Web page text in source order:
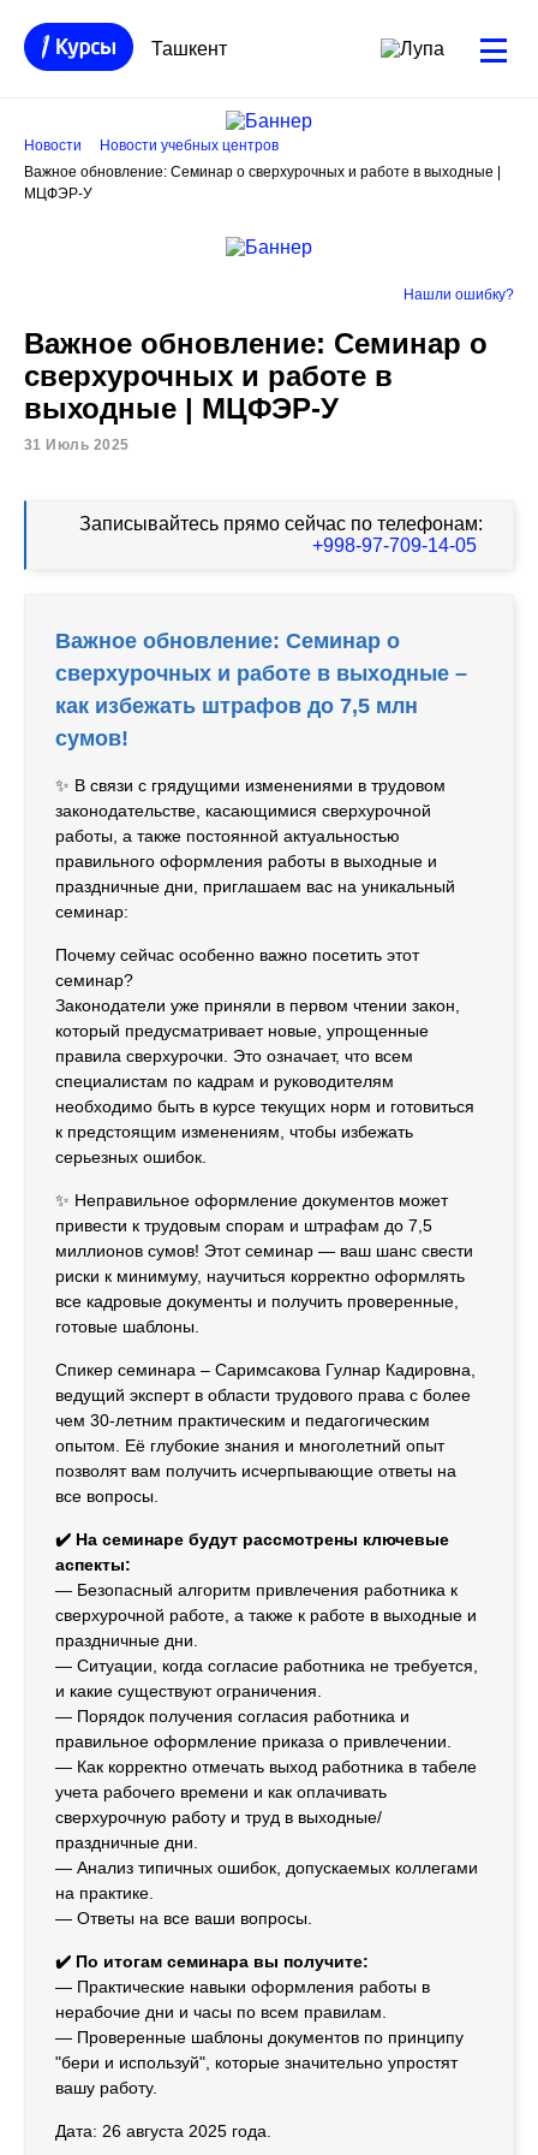
Ташкент
Новости
Новости учебных центров
Важное обновление: Семинар о сверхурочных и работе в выходные |
МЦФЭР-У
Нашли ошибку?
Важное обновление: Семинар о
сверхурочных и работе в
выходные | МЦФЭР-У
31 Июль 2025
Записывайтесь прямо сейчас по телефонам:
+998-97-709-14-05
Важное обновление: Семинар о
сверхурочных и работе в выходные –
как избежать штрафов до 7,5 млн
сумов!
✨ В связи с грядущими изменениями в трудовом
законодательстве, касающимися сверхурочной
работы, а также постоянной актуальностью
правильного оформления работы в выходные и
праздничные дни, приглашаем вас на уникальный
семинар:
Почему сейчас особенно важно посетить этот
семинар?
Законодатели уже приняли в первом чтении закон,
который предусматривает новые, упрощенные
правила сверхурочки. Это означает, что всем
специалистам по кадрам и руководителям
необходимо быть в курсе текущих норм и готовиться
к предстоящим изменениям, чтобы избежать
серьезных ошибок.
✨ Неправильное оформление документов может
привести к трудовым спорам и штрафам до 7,5
миллионов сумов! Этот семинар — ваш шанс свести
риски к минимуму, научиться корректно оформлять
все кадровые документы и получить проверенные,
готовые шаблоны.
Спикер семинара – Саримсакова Гулнар Кадировна,
ведущий эксперт в области трудового права с более
чем 30-летним практическим и педагогическим
опытом. Её глубокие знания и многолетний опыт
позволят вам получить исчерпывающие ответы на
все вопросы.
✔️ На семинаре будут рассмотрены ключевые
аспекты:
— Безопасный алгоритм привлечения работника к
сверхурочной работе, а также к работе в выходные и
праздничные дни.
— Ситуации, когда согласие работника не требуется,
и какие существуют ограничения.
— Порядок получения согласия работника и
правильное оформление приказа о привлечении.
— Как корректно отмечать выход работника в табеле
учета рабочего времени и как оплачивать
сверхурочную работу и труд в выходные/
праздничные дни.
— Анализ типичных ошибок, допускаемых коллегами
на практике.
— Ответы на все ваши вопросы.
✔️ По итогам семинара вы получите:
— Практические навыки оформления работы в
нерабочие дни и часы по всем правилам.
— Проверенные шаблоны документов по принципу
"бери и используй", которые значительно упростят
вашу работу.
Дата: 26 августа 2025 года.